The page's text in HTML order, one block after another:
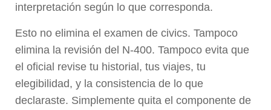
interpretación según lo que corresponda.
Esto no elimina el examen de civics. Tampoco
elimina la revisión del N-400. Tampoco evita que
el oficial revise tu historial, tus viajes, tu
elegibilidad, y la consistencia de lo que
declaraste. Simplemente quita el componente de